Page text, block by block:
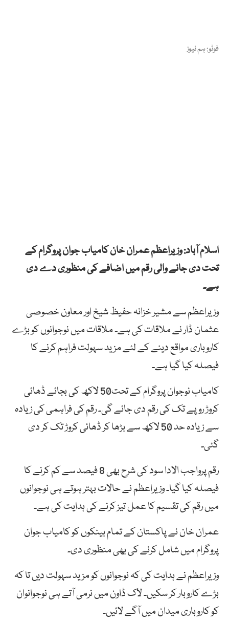
فوٹو: ہم نیوز
اسلام آباد: وزیراعظم عمران خان کامیاب جوان پروگرام کے
تحت دی جانے والی رقم میں اضافے کی منظوری دے دی
ہے۔
وزیراعظم سے مشیر خزانہ حفیظ شیخ اور معاون خصوصی
عثمان ڈار نے ملاقات کی ہے۔ ملاقات میں نوجوانوں کو بڑے
کاروباری مواقع دینے کے لئے مزید سہولت فراہم کرنے کا
فیصلہ کیا گیا ہے۔
کامیاب نوجوان پروگرام کے تحت50 لاکھ کی بجائے ڈھائی
کروڑ روپے تک کی رقم دی جائے گی۔ رقم کی فراہمی کی زیادہ
سے زیادہ حد 50 لاکھ سے بڑھا کر ڈھائی کروڑ تک کر دی
گئی۔
رقم پرواجب الادا سود کی شرح بھی 8 فیصد سے کم کرنے کا
فیصلہ کیا گیا۔ وزیراعظم نے حالات بہتر ہوتے ہی نوجوانوں
میں رقم کی تقسیم کا عمل تیز کرنے کی ہدایت کی ہے۔
عمران خان نے پاکستان کے تمام بینکوں کو کامیاب جوان
پروگرام میں شامل کرنے کی بھی منظوری دی۔
وزیراعظم نے ہدایت کی کہ نوجوانوں کو مزید سہولت دیں تا کہ
بڑے کاروبار کر سکیں۔ لاک ڈاون میں نرمی آتے ہی نوجوانوان
کو کاروباری میدان میں آگے لائیں۔